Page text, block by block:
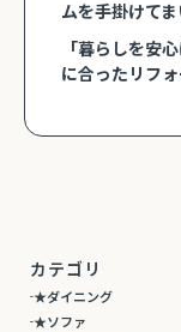
ムを手掛けてま
「暮らしを安
に合ったリフォ
カテゴリ
★ダイニング
★ソファ